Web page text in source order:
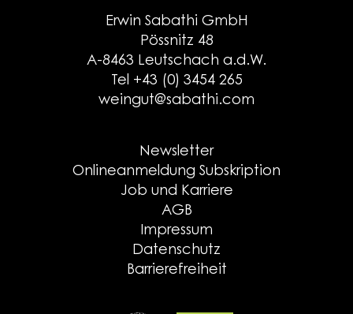
Erwin Sabathi GmbH
Pössnitz 48
A-8463 Leutschach a.d.W.
Tel +43 (0) 3454 265
weingut@sabathi.com
Newsletter
Onlineanmeldung Subskription
Job und Karriere
AGB
Impressum
Datenschutz
Barrierefreiheit